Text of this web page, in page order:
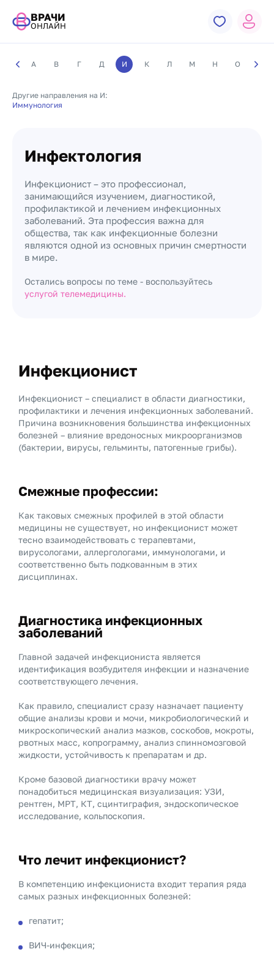
ВРАЧИ
ОНЛАЙН
А В Г Д И К Л М Н О П
Другие направления на И:
Иммунология
Инфектология
Инфекционист – это профессионал,
занимающийся изучением, диагностикой,
профилактикой и лечением инфекционных
заболеваний. Эта профессия важна для
общества, так как инфекционные болезни
являются одной из основных причин смертности
в мире.
Остались вопросы по теме - воспользуйтесь
услугой телемедицины.
Инфекционист
Инфекционист – специалист в области диагностики,
профилактики и лечения инфекционных заболеваний.
Причина возникновения большинства инфекционных
болезней – влияние вредоносных микроорганизмов
(бактерии, вирусы, гельминты, патогенные грибы).
Смежные профессии:
Как таковых смежных профилей в этой области
медицины не существует, но инфекционист может
тесно взаимодействовать с терапевтами,
вирусологами, аллергологами, иммунологами, и
соответственно быть подкованным в этих
дисциплинах.
Диагностика инфекционных
заболеваний
Главной задачей инфекциониста является
идентификация возбудителя инфекции и назначение
соответствующего лечения.
Как правило, специалист сразу назначает пациенту
общие анализы крови и мочи, микробиологический и
микроскопический анализ мазков, соскобов, мокроты,
рвотных масс, копрограмму, анализ спинномозговой
жидкости, устойчивость к препаратам и др.
Кроме базовой диагностики врачу может
понадобиться медицинская визуализация: УЗИ,
рентген, МРТ, КТ, сцинтиграфия, эндоскопическое
исследование, кольпоскопия.
Что лечит инфекционист?
В компетенцию инфекциониста входит терапия ряда
самых разных инфекционных болезней:
гепатит;
ВИЧ-инфекция;